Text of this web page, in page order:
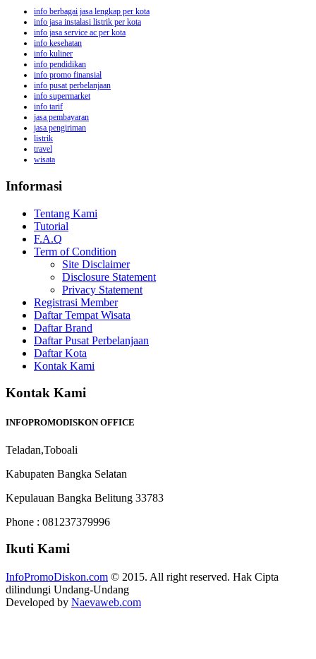
info berbagai jasa lengkap per kota
info jasa instalasi listrik per kota
info jasa service ac per kota
info kesehatan
info kuliner
info pendidikan
info promo finansial
info pusat perbelanjaan
info supermarket
info tarif
jasa pembayaran
jasa pengiriman
listrik
travel
wisata
Informasi
Tentang Kami
Tutorial
F.A.Q
Term of Condition
Site Disclaimer
Disclosure Statement
Privacy Statement
Registrasi Member
Daftar Tempat Wisata
Daftar Brand
Daftar Pusat Perbelanjaan
Daftar Kota
Kontak Kami
Kontak Kami
INFOPROMODISKON OFFICE
Teladan,Toboali
Kabupaten Bangka Selatan
Kepulauan Bangka Belitung 33783
Phone : 081237379996
Ikuti Kami
InfoPromoDiskon.com © 2015. All right reserved. Hak Cipta
dilindungi Undang-Undang
Developed by Naevaweb.com